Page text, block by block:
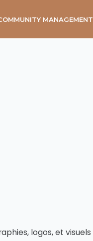
MANAGEMENT
logos, et visuels